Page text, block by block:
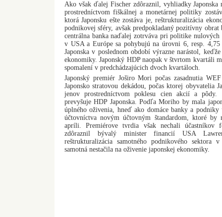
Ako však ďalej Fischer zdôraznil, vyhliadky Japonska
prostredníctvom fiškálnej a monetárnej politiky
ktorá Japonsku ešte zostáva je, reštrukturalizácia
podnikovej sféry, avšak predpokladaný pozitívny
centrálna banka naďalej zotrváva pri politike nulových
v USA a Európe sa pohybujú na úrovni 6, resp.
Japonska v poslednom období výrazne narástol,
ekonomiky. Japonský HDP naopak v štvrtom kvartáli
spomalení v predchádzajúcich dvoch kvartáloch.
Japonský premiér Joširo Mori počas zasadnutia
Japonsko stratovou dekádou, počas ktorej obyvatelia
jenov prostredníctvom poklesu cien akcií a pôdy.
prevyšuje HDP Japonska. Podľa Moriho by mala
úplného oživenia, hneď ako domáce banky a podniky
účtovníctva novým účtovným štandardom, ktoré
apríli. Premiérove tvrdia však nechali účastníkov
zdôraznil bývalý minister financií USA
reštrukturalizácia samotného podnikového sektora
samotná nestačila na oživenie japonskej ekonomiky.